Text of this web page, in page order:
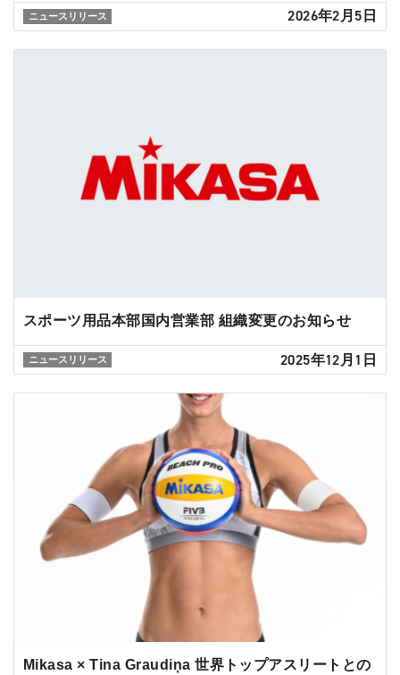
ニュースリリース 2026年2月5日
スポーツ用品本部国内営業部 組織変更のお知らせ
ニュースリリース 2025年12月1日
Mikasa × Tina Graudiņa 世界トップアスリートとの